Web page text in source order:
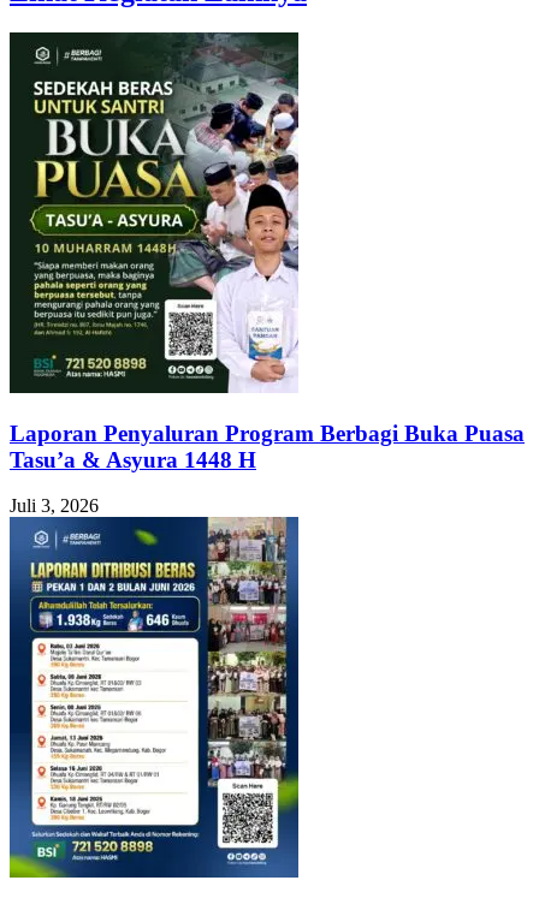
Laporan Penyaluran Program Berbagi Buka Puasa
Tasu’a & Asyura 1448 H
Juli 3, 2026